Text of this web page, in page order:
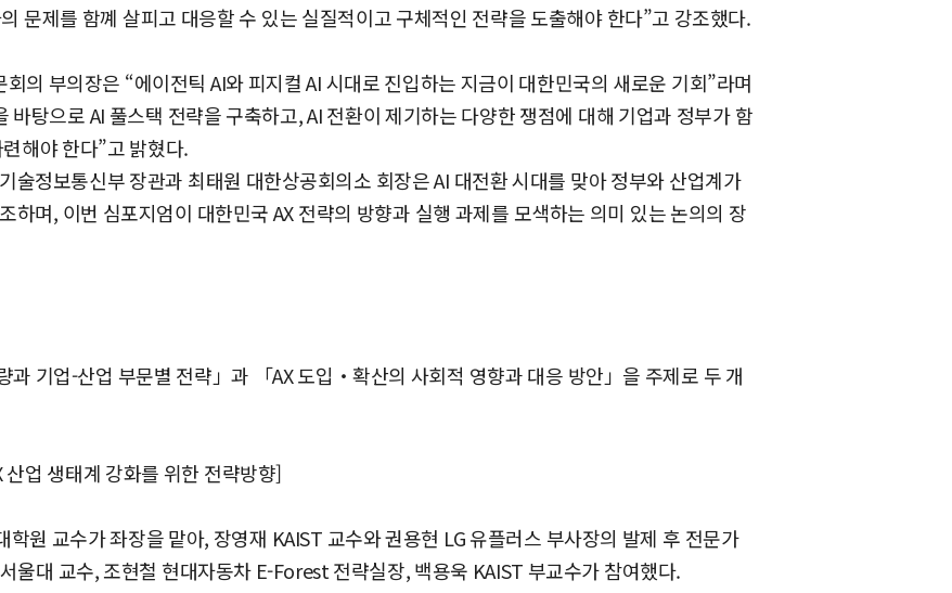
문제를 함꼐 살피고 대응할 수 있는 실질적이고 구체적인 전략을 도출해야 한다”고 강조했다.
의 부의장은 “에이전틱 AI와 피지컬 AI 시대로 진입하는 지금이 대한민국의 새로운 기회”라며
바탕으로 AI 풀스택 전략을 구축하고, AI 전환이 제기하는 다양한 쟁점에 대해 기업과 정부가 함
해야 한다”고 밝혔다.
술정보통신부 장관과 최태원 대한상공회의소 회장은 AI 대전환 시대를 맞아 정부와 산업계가
하며, 이번 심포지엄이 대한민국 AX 전략의 방향과 실행 과제를 모색하는 의미 있는 논의의 장
기업-산업 부문별 전략」과 「AX 도입‧확산의 사회적 영향과 대응 방안」을 주제로 두 개
업 생태계 강화를 위한 전략방향]
학원 교수가 좌장을 맡아, 장영재 KAIST 교수와 권용현 LG 유플러스 부사장의 발제 후 전문가
울대 교수, 조현철 현대자동차 E-Forest 전략실장, 백용욱 KAIST 부교수가 참여했다.